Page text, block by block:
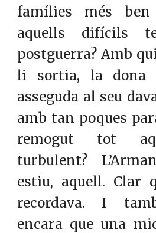
famílies més
aquells difícils
postguerra? Amb
li sortia, la dona
asseguda al seu
amb tan poques
remogut tot
turbulent?
estiu, aquell. Clar
recordava. I
encara que una